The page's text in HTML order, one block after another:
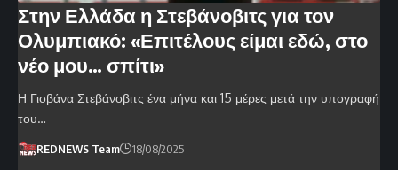
Στην Ελλάδα η Στεβάνοβιτς για τον
Ολυμπιακό: «Επιτέλους είμαι εδώ, στο
νέο μου… σπίτι»
Η Γιοβάνα Στεβάνοβιτς ένα μήνα και 15 μέρες μετά την υπογραφή
του…
REDNEWS Team 18/08/2025